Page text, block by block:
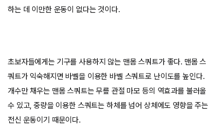
하는 데 이만한 운동이 없다는 것이다.
초보자들에게는 기구를 사용하지 않는 맨몸 스쿼트가 좋다. 맨몸 스
쿼트가 익숙해지면 바벨을 이용한 바벨 스쿼트로 난이도를 높인다.
개수만 채우는 맨몸 스쿼트는 무릎 관절 마모 등의 역효과를 불러올
수 있고, 중량을 이용한 스쿼트는 하체를 넘어 상체에도 영향을 주는
전신 운동이기 때문이다.